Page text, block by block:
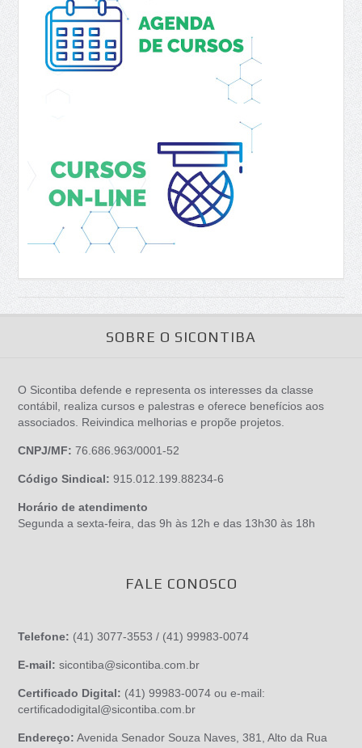
SOBRE O SICONTIBA
O Sicontiba defende e representa os interesses da classe
contábil, realiza cursos e palestras e oferece benefícios aos
associados. Reivindica melhorias e propõe projetos.
CNPJ/MF: 76.686.963/0001-52
Código Sindical: 915.012.199.88234-6
Horário de atendimento
Segunda a sexta-feira, das 9h às 12h e das 13h30 às 18h
FALE CONOSCO
Telefone: (41) 3077-3553 / (41) 99983-0074
E-mail:sicontiba@sicontiba.com.br
Certificado Digital: (41) 99983-0074 ou e-mail:
certificadodigital@sicontiba.com.br
Endereço: Avenida Senador Souza Naves, 381, Alto da Rua